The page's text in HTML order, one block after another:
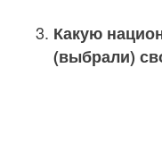
Какую
(выбрали)